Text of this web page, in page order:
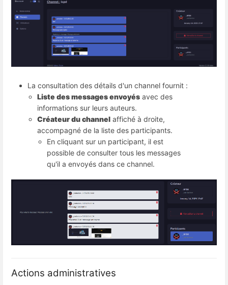
La consultation des détails d'un channel fournit :
Liste des messages envoyés avec des
informations sur leurs auteurs.
Créateur du channel affiché à droite,
accompagné de la liste des participants.
En cliquant sur un participant, il est
possible de consulter tous les messages
qu'il a envoyés dans ce channel.
Actions administratives